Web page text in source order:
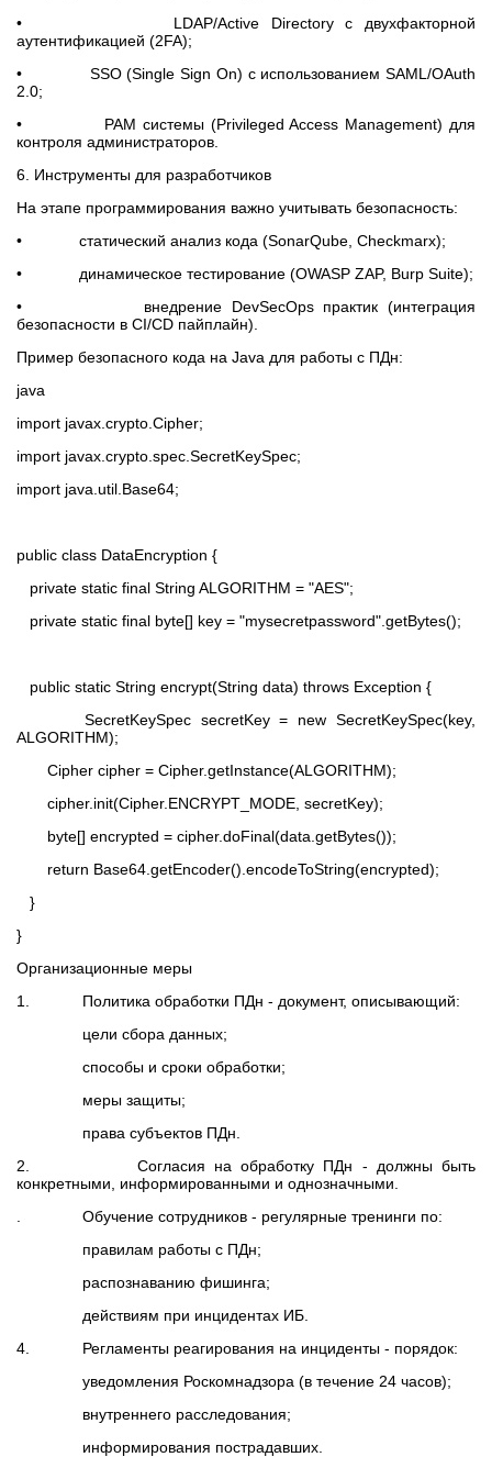
• LDAP/Active Directory с двухфакторной
аутентификацией (2FA);
• SSO (Single Sign On) с использованием SAML/OAuth
2.0;
• PAM системы (Privileged Access Management) для
контроля администраторов.
6. Инструменты для разработчиков
На этапе программирования важно учитывать безопасность:
• статический анализ кода (SonarQube, Checkmarx);
• динамическое тестирование (OWASP ZAP, Burp Suite);
• внедрение DevSecOps практик (интеграция
безопасности в CI/CD пайплайн).
Пример безопасного кода на Java для работы с ПДн:
java
import javax.crypto.Cipher;
import javax.crypto.spec.SecretKeySpec;
import java.util.Base64;
public class DataEncryption {
private static final String ALGORITHM = "AES";
private static final byte[] key = "mysecretpassword".getBytes();
public static String encrypt(String data) throws Exception {
SecretKeySpec secretKey = new SecretKeySpec(key,
ALGORITHM);
Cipher cipher = Cipher.getInstance(ALGORITHM);
cipher.init(Cipher.ENCRYPT_MODE, secretKey);
byte[] encrypted = cipher.doFinal(data.getBytes());
return Base64.getEncoder().encodeToString(encrypted);
}
}
Организационные меры
1. Политика обработки ПДн - документ, описывающий:
цели сбора данных;
способы и сроки обработки;
меры защиты;
права субъектов ПДн.
2. Согласия на обработку ПДн - должны быть
конкретными, информированными и однозначными.
. Обучение сотрудников - регулярные тренинги по:
правилам работы с ПДн;
распознаванию фишинга;
действиям при инцидентах ИБ.
4. Регламенты реагирования на инциденты - порядок:
уведомления Роскомнадзора (в течение 24 часов);
внутреннего расследования;
информирования пострадавших.